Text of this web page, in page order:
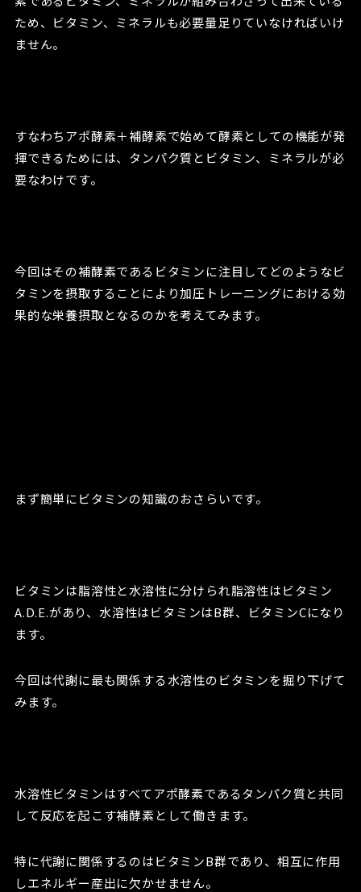
ため、ビタミン、ミネラルも必要量足りていなければいけ
ません。
すなわちアポ酵素＋補酵素で始めて酵素としての機能が発
揮できるためには、タンパク質とビタミン、ミネラルが必
要なわけです。
今回はその補酵素であるビタミンに注目してどのようなビ
タミンを摂取することにより加圧トレーニングにおける効
果的な栄養摂取となるのかを考えてみます。
まず簡単にビタミンの知識のおさらいです。
ビタミンは脂溶性と水溶性に分けられ脂溶性はビタミン
A.D.E.があり、水溶性はビタミンはB群、ビタミンCになり
ます。
今回は代謝に最も関係する水溶性のビタミンを掘り下げて
みます。
水溶性ビタミンはすべてアポ酵素であるタンパク質と共同
して反応を起こす補酵素として働きます。
特に代謝に関係するのはビタミンB群であり、相互に作用
しエネルギー産出に欠かせません。